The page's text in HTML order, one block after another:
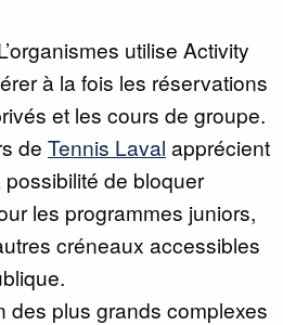
utilise Activity
à la fois les réservations
et les cours de groupe.
de Tennis Laval apprécient
de bloquer
les programmes juniors,
créneaux accessibles
des plus grands complexes